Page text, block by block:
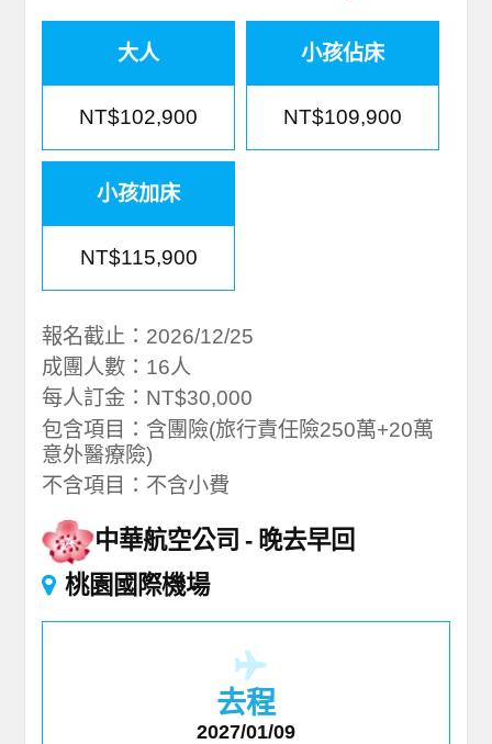
二人成行
大人
NT$102,900
小孩佔床
NT$109,900
小孩加床
NT$115,900
報名截止：2026/12/25
成團人數：16人
每人訂金：NT$30,000
包含項目：含團險(旅行責任險250萬+20萬
意外醫療險)
不含項目：不含小費
中華航空公司
晚去早回
桃園國際機場
去程
2027/01/09